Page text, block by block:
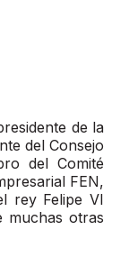
de la
del Consejo
del Comité
FEN,
rey Felipe VI
muchas otras